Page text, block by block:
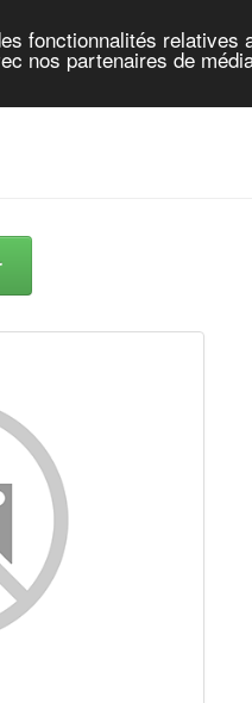
fonctionnalités
nos partenaires de